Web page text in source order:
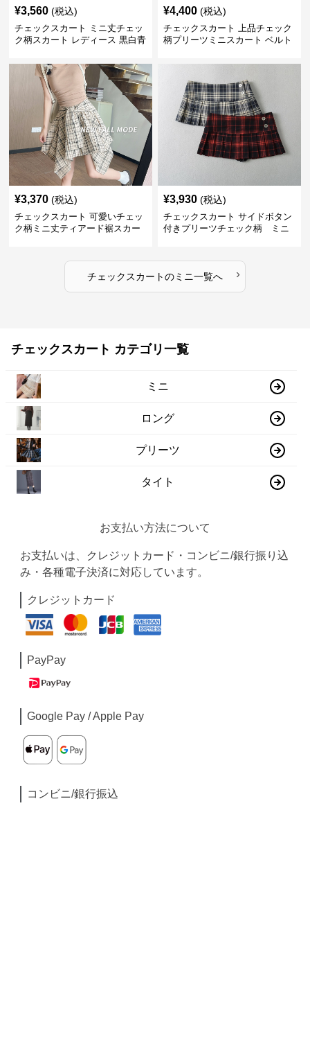
¥3,560 (税込)
チェックスカート ミニ丈チェッ
ク柄スカート レディース 黒白青
¥4,400 (税込)
チェックスカート 上品チェック
柄プリーツミニスカート ベルト
¥3,370 (税込)
チェックスカート 可愛いチェッ
ク柄ミニ丈ティアード裾スカー
¥3,930 (税込)
チェックスカート サイドボタン
付きプリーツチェック柄 ミニ
チェックスカートのミニ一覧へ ›
チェックスカート カテゴリ一覧
ミニ
ロング
プリーツ
タイト
お支払い方法について
お支払いは、クレジットカード・コンビニ/銀行振り込
み・各種電子決済に対応しています。
クレジットカード
PayPay
Google Pay / Apple Pay
コンビニ/銀行振込